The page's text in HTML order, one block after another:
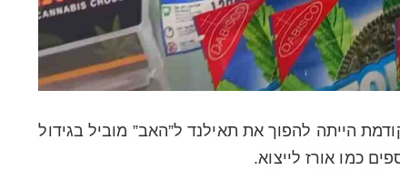
הייתה להפוך את תאילנד ל”האב” מוביל בגידול
כמו אורז לייצוא.